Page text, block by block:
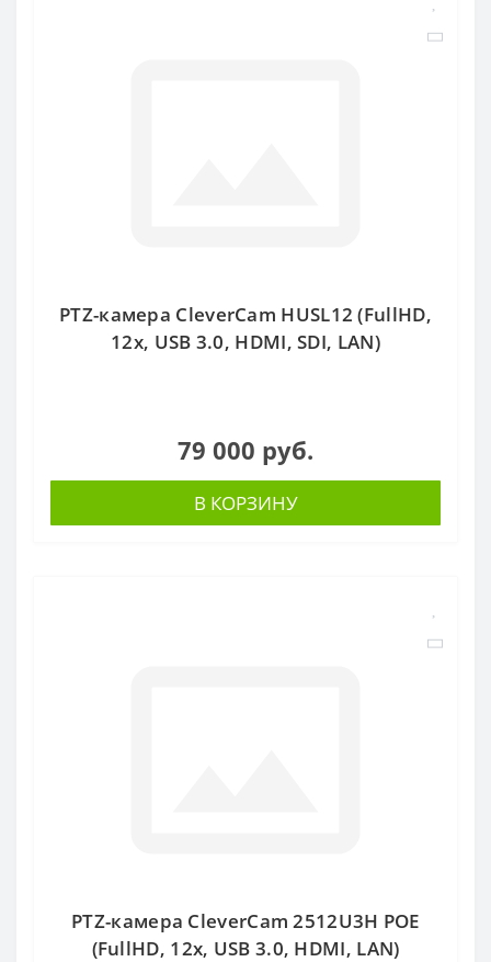
PTZ-камера CleverCam HUSL12 (FullHD,
12x, USB 3.0, HDMI, SDI, LAN)
79 000 руб.
В КОРЗИНУ
PTZ-камера CleverCam 2512U3H POE
(FullHD, 12x, USB 3.0, HDMI, LAN)